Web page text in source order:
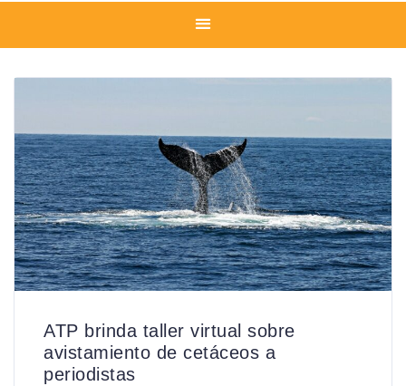
ATP brinda taller virtual sobre
avistamiento de cetáceos a
periodistas